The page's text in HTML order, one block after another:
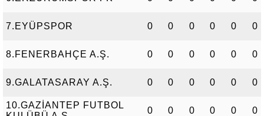
7.EYÜPSPOR 0 0 0 0 0 0
8.FENERBAHÇE A.Ş. 0 0 0 0 0 0
9.GALATASARAY A.Ş. 0 0 0 0 0 0
10.GAZİANTEP FUTBOL
0 0 0 0 0 0